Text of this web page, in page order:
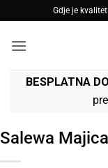
to
content
Gdje je
BESPLATNA
Salewa